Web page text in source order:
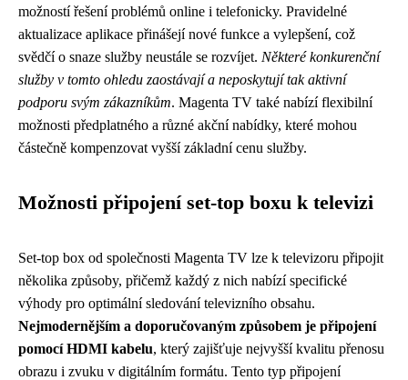
možností řešení problémů online i telefonicky. Pravidelné
aktualizace aplikace přinášejí nové funkce a vylepšení, což
svědčí o snaze služby neustále se rozvíjet. Některé konkurenční
služby v tomto ohledu zaostávají a neposkytují tak aktivní
podporu svým zákazníkům. Magenta TV také nabízí flexibilní
možnosti předplatného a různé akční nabídky, které mohou
částečně kompenzovat vyšší základní cenu služby.
Možnosti připojení set-top boxu k televizi
Set-top box od společnosti Magenta TV lze k televizoru připojit
několika způsoby, přičemž každý z nich nabízí specifické
výhody pro optimální sledování televizního obsahu.
Nejmodernějším a doporučovaným způsobem je připojení
pomocí HDMI kabelu, který zajišťuje nejvyšší kvalitu přenosu
obrazu i zvuku v digitálním formátu. Tento typ připojení